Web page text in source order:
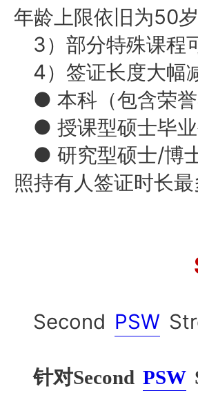
年龄上限依旧为50岁
3）部分特殊课程
4）签证长度大幅
● 本科（包含荣
● 授课型硕士毕
● 研究型硕士/博
照持有人签证时长最
Second PSW
针对Second PSW